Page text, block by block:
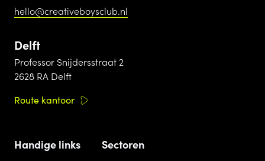
hello@creativeboysclub.nl
Delft
Professor Snijdersstraat 2
2628 RA Delft
Route kantoor
Handige links Sectoren